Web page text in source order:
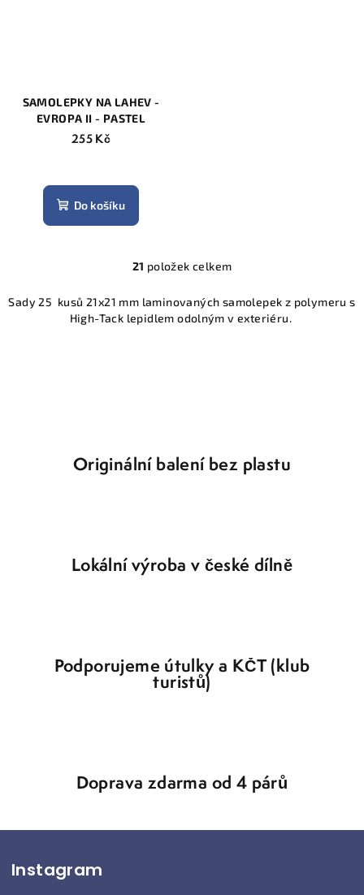
SAMOLEPKY NA LAHEV -
EVROPA II - PASTEL
255 Kč
Do košíku
O
l
á
v
i
21 položek celkem
Sady 25 kusů 21x21 mm laminovaných samolepek z polymeru s
High-Tack lepidlem odolným v exteriéru.
Originální balení bez plastu
Lokální výroba v české dílně
Podporujeme útulky a KČT (klub
turistů)
Doprava zdarma od 4 párů
áInstagram